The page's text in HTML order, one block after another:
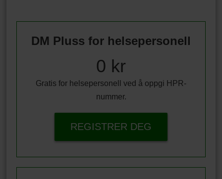
DM Pluss for helsepersonell
0 kr
Gratis for helsepersonell ved å oppgi HPR-
nummer.
REGISTRER DEG